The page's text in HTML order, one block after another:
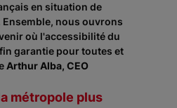
en situation de
nous ouvrons
où l'accessibilité du
garantie pour toutes et
Arthur Alba, CEO
métropole plus